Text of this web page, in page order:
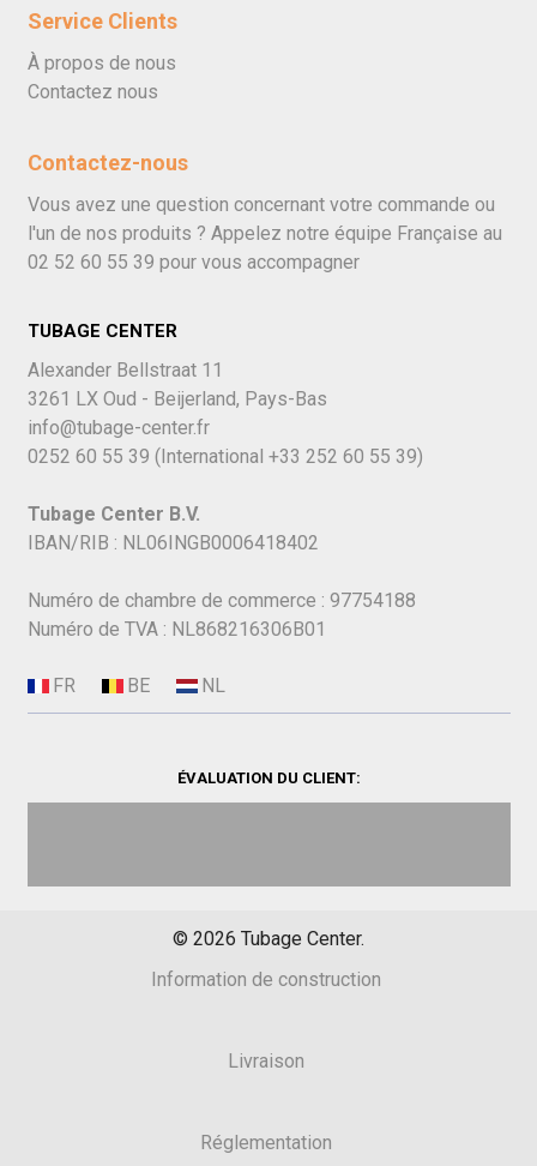
Service Clients
À propos de nous
Contactez nous
Contactez-nous
Vous avez une question concernant votre commande ou
l'un de nos produits ? Appelez notre équipe Française au
02 52 60 55 39 pour vous accompagner
TUBAGE CENTER
Alexander Bellstraat 11
3261 LX Oud - Beijerland, Pays-Bas
info@tubage-center.fr
0252 60 55 39 (International +33 252 60 55 39)
Tubage Center B.V.
IBAN/RIB : NL06INGB0006418402
Numéro de chambre de commerce : 97754188
Numéro de TVA : NL868216306B01
ÉVALUATION DU CLIENT:
© 2026 Tubage Center.
Information de construction
Livraison
Réglementation